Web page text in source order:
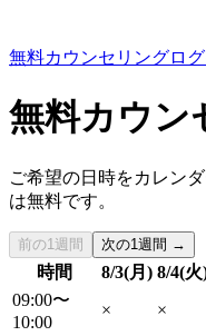
無料カウンセリングロ
無料カウン
ご希望の日時をカレン
は無料です。
前の1週間 次の1週間 →
時間 8/3(月) 8/4(火
09:00〜
10:00
× ×